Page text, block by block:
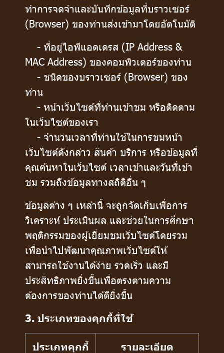
ทำการจดจำและบันทึกข้อมูลที่บราวเซอร์
(Browser) ของท่านส่งเข้ามาโดยอัตโนมัติ
- ที่อยู่ไอพีแอดเดรส (IP Address &
MAC Address) ของคอมพิวเตอร์ของท่าน
- ชนิดของบราวเซอร์ (Browser) ของ
ท่าน
- หน้าเว็บไซต์ที่ท่านเข้าชม หรือติดตาม
ในเว็บไซต์ของเรา
- จำนวนเวลาที่ท่านใช้ในการชมหน้า
เว็บไซต์ดังกล่าว สินค้า บริการ หรือข้อมูลที่
คุณค้นหาในเว็บไซต์ เวลาเข้าและวันที่เข้า
ชม รวมถึงข้อมูลทางสถิติอื่น ๆ
ข้อมูลต่าง ๆ เหล่านี้ จะถูกจัดเก็บเพื่อการ
วิเคราะห์ ประเมินผล และช่วยในการศึกษา
พฤติกรรมของผู้เยี่ยมชมเว็บไซต์โดยรวม
เพื่อนำไปพัฒนาคุณภาพเว็บไซต์ให้
สามารถใช้งานได้ง่าย รวดเร็ว และมี
ประสิทธิภาพยิ่งขึ้นเพื่อตรงตามความ
ต้องการของท่านได้ดียิ่งขึ้น
3. ประเภทของคุกกี้ที่ใช้
ประเภทคุกกี้ รายละเอียด